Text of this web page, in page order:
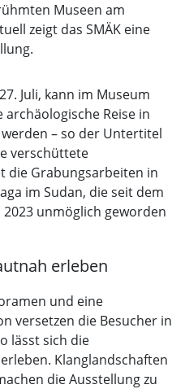
Museen am
zeigt das SMÄK eine
Juli, kann im Museum
archäologische Reise in
– so der Untertitel
verschüttete
die Grabungsarbeiten in
im Sudan, die seit dem
unmöglich geworden
erleben
und eine
versetzen die Besucher in
lässt sich die
Klanglandschaften
die Ausstellung zu